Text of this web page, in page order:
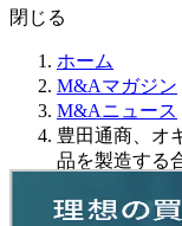
閉じる
ホーム
M&Aマガジン
M&Aニュース
豊田通商、オ
品を製造する